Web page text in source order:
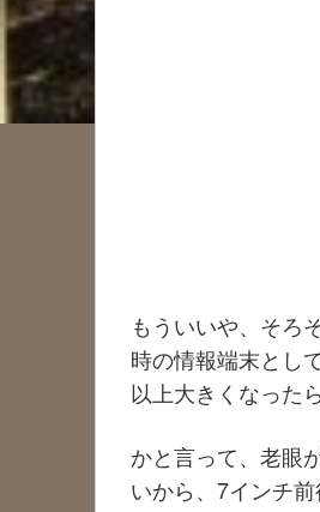
もういいや、そろ
時の情報端末とし
以上大きくなった
かと言って、老眼
いから、7インチ